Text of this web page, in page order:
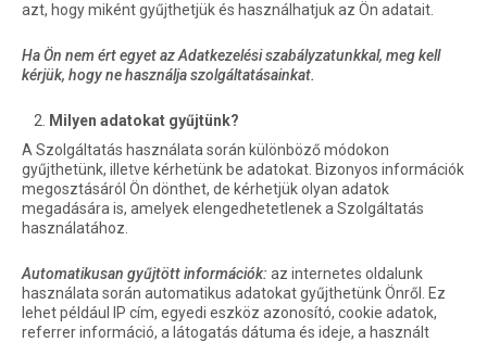
azt, hogy miként gyűjthetjük és használhatjuk az Ön adatait.
Ha Ön nem ért egyet az Adatkezelési szabályzatunkkal, meg kell
kérjük, hogy ne használja szolgáltatásainkat.
Milyen adatokat gyűjtünk?
A Szolgáltatás használata során különböző módokon
gyűjthetünk, illetve kérhetünk be adatokat. Bizonyos információk
megosztásáról Ön dönthet, de kérhetjük olyan adatok
megadására is, amelyek elengedhetetlenek a Szolgáltatás
használatához.
Automatikusan gyűjtött információk: az internetes oldalunk
használata során automatikus adatokat gyűjthetünk Önről. Ez
lehet például IP cím, egyedi eszköz azonosító, cookie adatok,
referrer információ, a látogatás dátuma és ideje, a használt